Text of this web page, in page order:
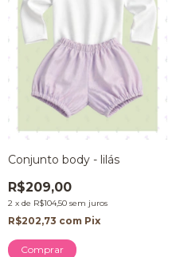
Conjunto body - lilás
R$209,00
2 x de R$104,50 sem juros
R$202,73 com Pix
Comprar